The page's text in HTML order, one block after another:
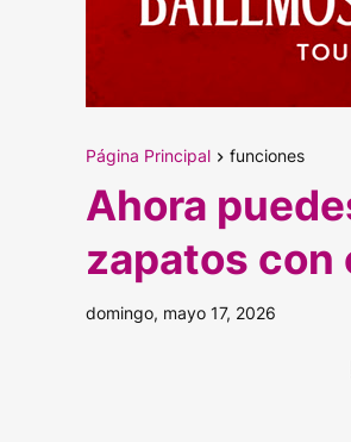
Página Principal funciones
Ahora
zapatos con
domingo, mayo 17, 2026